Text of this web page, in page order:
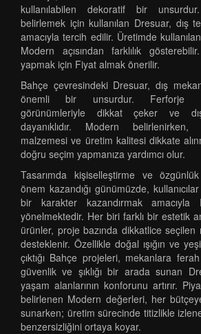
kullanılabilen dekoratif bir unsurdur.
belirlemek için kullanılan Dresuar, dış
amacıyla tercih edilir. Üretimde
Modern açısından farklılık
yapmak için Fiyat almak önerilir.
Bahçe çevresindeki Dresuar, dış
önemli bir unsurdur. Ferforje
görünümleriyle dikkat çeker ve
dayanıklıdır. Modern belirlenirken,
malzemesi ve üretim kalitesi dikkate
doğru seçim yapmanıza yardımcı olur.
Tasarımda kişiselleştirme ve özgünlük
önem kazandığı günümüzde,
bir karakter kazandırmak amacıyla
yönelmektedir. Her biri farklı bir estetik
ürünler, proje bazında dikkatlice
desteklenir. Özellikle doğal ışığın ve
çıktığı Bahçe projeleri, mekanlara
güvenlik ve şıklığı bir arada sunan
yaşam alanlarının konforunu artırır.
belirlenen Modern değerleri, her
sunarken; üretim sürecinde titizlikle
benzersizliğini ortaya koyar.